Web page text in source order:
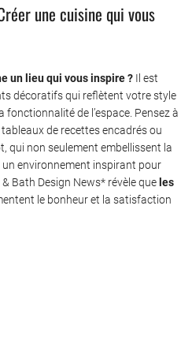
une cuisine qui vous
un lieu qui vous inspire ? Il est
décoratifs qui reflètent votre style
de l’espace. Pensez à
de recettes encadrés ou
qui non seulement embellissent la
environnement inspirant pour
Bath Design News* révèle que les
le bonheur et la satisfaction